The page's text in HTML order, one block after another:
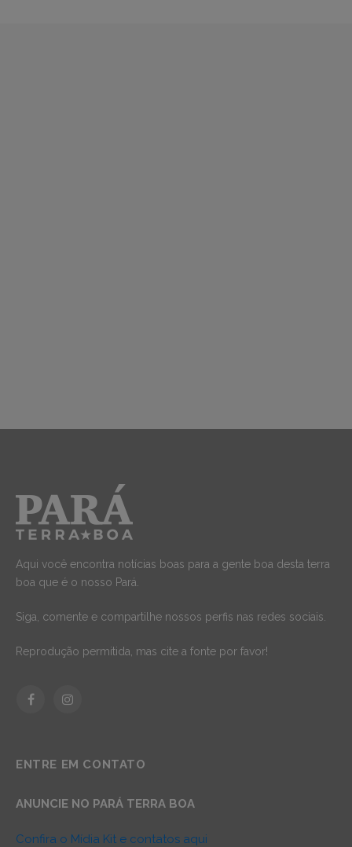
Aqui você encontra notícias boas para a gente boa desta terra
boa que é o nosso Pará.
Siga, comente e compartilhe nossos perfis nas redes sociais.
Reprodução permitida, mas cite a fonte por favor!
FacebookInstagram
ENTRE EM CONTATO
ANUNCIE NO PARÁ TERRA BOA
Confira o Mídia Kit e contatos aqui